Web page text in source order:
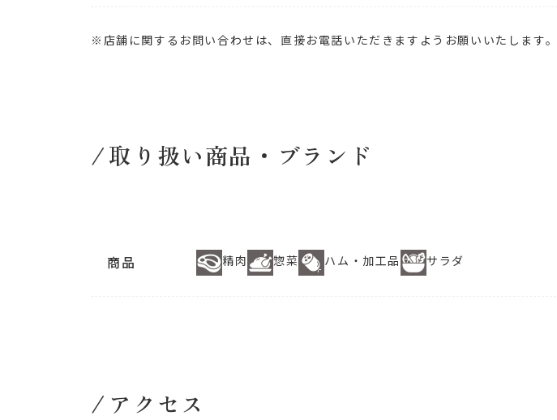
※店舗に関するお問い合わせは、直接お電話いただきますようお願いいたします。
取り扱い商品・ブランド
商品 精肉 惣菜 ハム・加工品 サラダ
アクセス